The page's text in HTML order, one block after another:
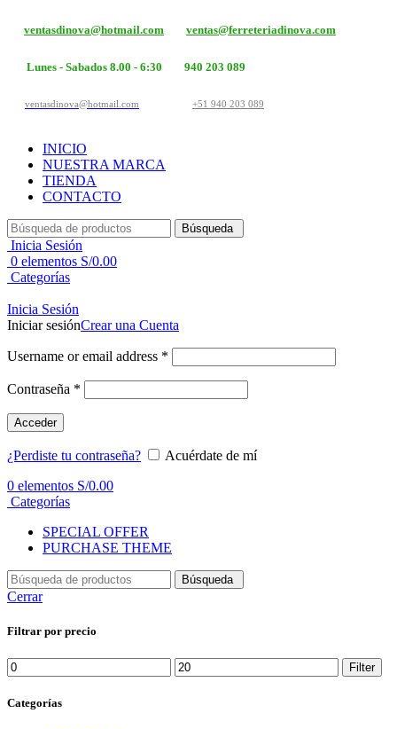
ventasdinova@hotmail.com ventas@ferreteriadinova.com
Lunes - Sabados 8.00 - 6:30 940 203 089
ventasdinova@hotmail.com +51 940 203 089
INICIO
NUESTRA MARCA
TIENDA
CONTACTO
Búsqueda
Inicia Sesión
0 elementos S/0.00
Categorías
Inicia Sesión
Iniciar sesiónCrear una Cuenta
Username or email address *
Contraseña *
Acceder
¿Perdiste tu contraseña?
Acuérdate de mí
0 elementos S/0.00
Categorías
SPECIAL OFFER
PURCHASE THEME
Búsqueda
Cerrar
Filtrar por precio
Min
price
Max
price
Filter
Categorías